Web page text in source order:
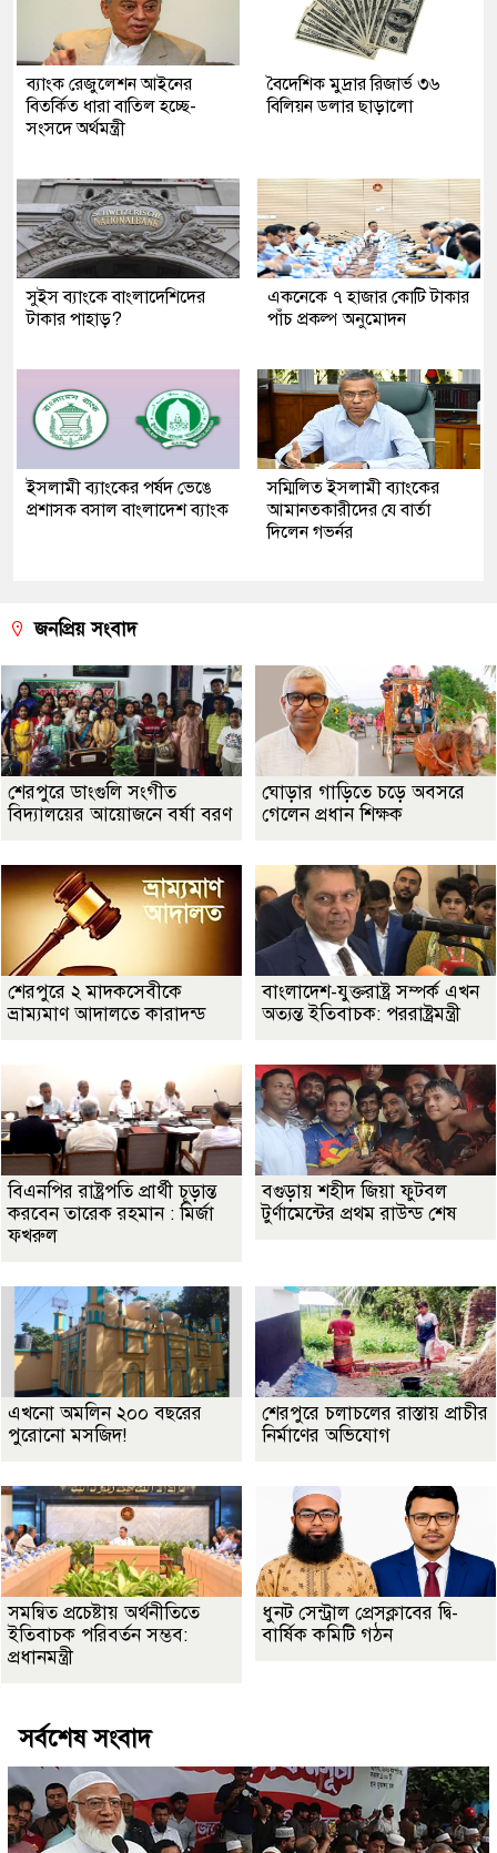
ব্যাংক রেজুলেশন আইনের
বিতর্কিত ধারা বাতিল হচ্ছে-
সংসদে অর্থমন্ত্রী
বৈদেশিক মুদ্রার রিজার্ভ ৩৬
বিলিয়ন ডলার ছাড়ালো
সুইস ব্যাংকে বাংলাদেশিদের
টাকার পাহাড়?
একনেকে ৭ হাজার কোটি টাকার
পাঁচ প্রকল্প অনুমোদন
ইসলামী ব্যাংকের পর্ষদ ভেঙে
প্রশাসক বসাল বাংলাদেশ ব্যাংক
সম্মিলিত ইসলামী ব্যাংকের
আমানতকারীদের যে বার্তা
দিলেন গভর্নর
জনপ্রিয় সংবাদ
শেরপুরে ডাংগুলি সংগীত
বিদ্যালয়ের আয়োজনে বর্ষা বরণ
ঘোড়ার গাড়িতে চড়ে অবসরে
গেলেন প্রধান শিক্ষক
শেরপুরে ২ মাদকসেবীকে
ভ্রাম্যমাণ আদালতে কারাদন্ড
বাংলাদেশ-যুক্তরাষ্ট্র সম্পর্ক এখন
অত্যন্ত ইতিবাচক: পররাষ্ট্রমন্ত্রী
বিএনপির রাষ্ট্রপতি প্রার্থী চূড়ান্ত
করবেন তারেক রহমান : মির্জা
ফখরুল
বগুড়ায় শহীদ জিয়া ফুটবল
টুর্ণামেন্টের প্রথম রাউন্ড শেষ
এখনো অমলিন ২০০ বছরের
পুরোনো মসজিদ!
শেরপুরে চলাচলের রাস্তায় প্রাচীর
নির্মাণের অভিযোগ
সমন্বিত প্রচেষ্টায় অর্থনীতিতে
ইতিবাচক পরিবর্তন সম্ভব:
প্রধানমন্ত্রী
ধুনট সেন্ট্রাল প্রেসক্লাবের দ্বি-
বার্ষিক কমিটি গঠন
সর্বশেষ সংবাদ